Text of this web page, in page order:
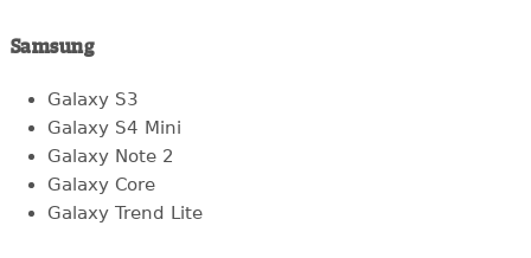
Samsung
Galaxy S3
Galaxy S4 Mini
Galaxy Note 2
Galaxy Core
Galaxy Trend Lite